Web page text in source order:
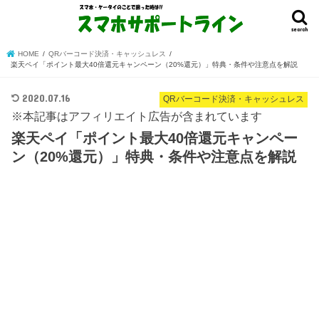
search
HOME
QRバーコード決済・キャッシュレス
楽天ペイ「ポイント最大40倍還元キャンペーン（20%還元）」特典・条件や注意点を解説
QRバーコード決済・キャッシュレス
2020.07.16
※本記事はアフィリエイト広告が含まれています
楽天ペイ「ポイント最大40倍還元キャンペー
ン（20%還元）」特典・条件や注意点を解説